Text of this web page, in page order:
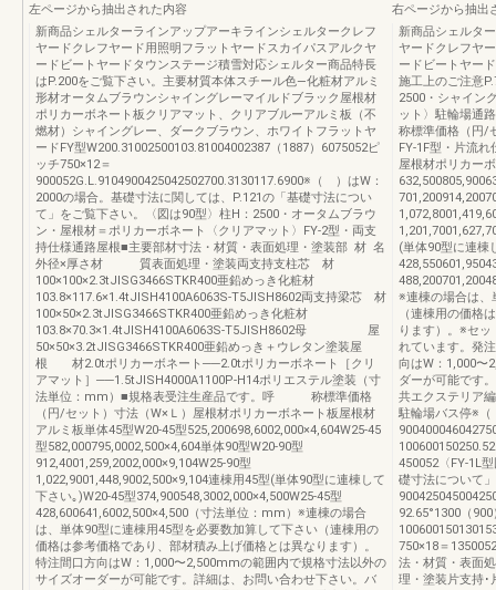
左ページから抽出された内容
新商品シェルターラインアップアーキラインシェルタークレフ
ヤードクレフヤード用照明フラットヤードスカイパスアルクヤ
ードビートヤードタウンステージ積雪対応シェルター商品特長
はP.200をご覧下さい。主要材質本体スチール色―化粧材アルミ
形材オータムブラウンシャイングレーマイルドブラック屋根材
ポリカーボネート板クリアマット、クリアブルーアルミ板（不
燃材）シャイングレー、ダークブラウン、ホワイトフラットヤ
ードFY型W200.31002500103.81004002387（1887）6075052ピ
ッチ750×12＝
900052G.L.9104900425042502700.3130117.6900※（ ）はW：
2000の場合。基礎寸法に関しては、P.121の「基礎寸法につい
て」をご覧下さい。〈図は90型〉柱H：2500・オータムブラウ
ン・屋根材＝ポリカーボネート〈クリアマット〉FY-2型・両支
持仕様通路屋根■主要部材寸法・材質・表面処理・塗装部 材 名
外径×厚さ材 質表面処理・塗装両支持支柱芯 材
100×100×2.3tJISG3466STKR400亜鉛めっき化粧材
103.8×117.6×1.4tJISH4100A6063S-T5JISH8602両支持梁芯 材
100×50×2.3tJISG3466STKR400亜鉛めっき化粧材
103.8×70.3×1.4tJISH4100A6063S-T5JISH8602母 屋
50×50×3.2tJISG3466STKR400亜鉛めっき＋ウレタン塗装屋
根 材2.0tポリカーボネート──2.0tポリカーボネート［クリ
アマット］──1.5tJISH4000A1100P-H14ポリエステル塗装（寸
法単位：mm）■規格表受注生産品です。呼 称標準価格
（円/セット）寸法（W×Ｌ）屋根材ポリカーボネート板屋根材
アルミ板単体45型W20-45型525,200698,6002,000×4,604W25-45
型582,000795,0002,500×4,604単体90型W20-90型
912,4001,259,2002,000×9,104W25-90型
1,022,9001,448,9002,500×9,104連棟用45型(単体90型に連棟して
下さい｡)W20-45型374,900548,3002,000×4,500W25-45型
428,600641,6002,500×4,500（寸法単位：mm）※連棟の場合
は、単体90型に連棟用45型を必要数加算して下さい（連棟用の
価格は参考価格であり、部材積み上げ価格とは異なります）。
特注間口方向はW：1,000〜2,500mmの範囲内で規格寸法以外の
サイズオーダーが可能です。詳細は、お問い合わせ下さい。バ
右ページから抽出
新商品シェルタ
ヤードクレフヤ
ードビートヤー
施工上のご注意
2500・シャイン
ット〉駐輪場
称標準価格（円/
FY-1F型・片流
屋根材ポリカー
(単体90型に連棟
※連棟の場合は、
（連棟用の価格
ります）。※セッ
れています。発
向はW：1,000〜
ダーが可能です
共エクステリア
駐輪場バス停※
450052〈FY-1L
礎寸法について
92.65°1300（
750×18＝
法・材質・表
理・塗装片支持